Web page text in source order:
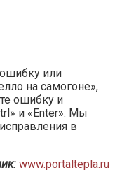
или
на самогоне»,
ошибку и
и «Enter». Мы
в
www.portaltepla.ru